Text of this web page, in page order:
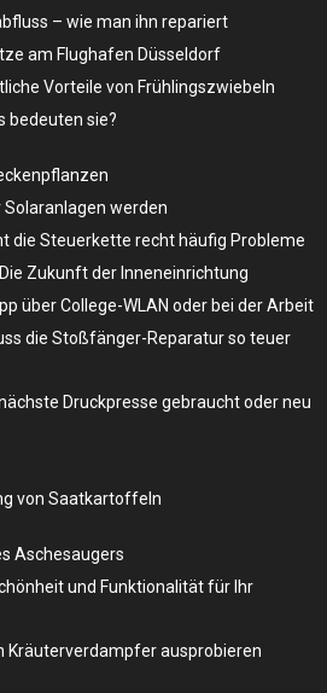
– wie man ihn repariert
am Flughafen Düsseldorf
Vorteile von Frühlingszwiebeln
bedeuten sie?
werden
die Steuerkette recht häufig Probleme
Zukunft der Inneneinrichtung
über College-WLAN oder bei der Arbeit
die Stoßfänger-Reparatur so teuer
Druckpresse gebraucht oder neu
von Saatkartoffeln
Aschesaugers
und Funktionalität für Ihr
Kräuterverdampfer ausprobieren